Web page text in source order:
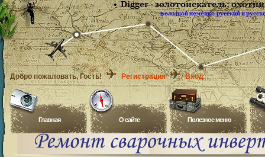
Добро пожаловать, Гость! Регистрация Вход
Главная O сайте Полезное меню